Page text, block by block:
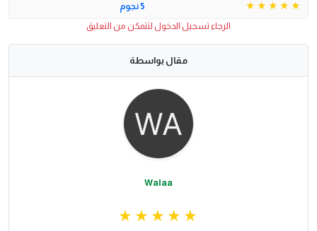
5 نجوم
الرجاء تسجيل الدخول لتتمكن من التعليق
مقال بواسطة
Walaa